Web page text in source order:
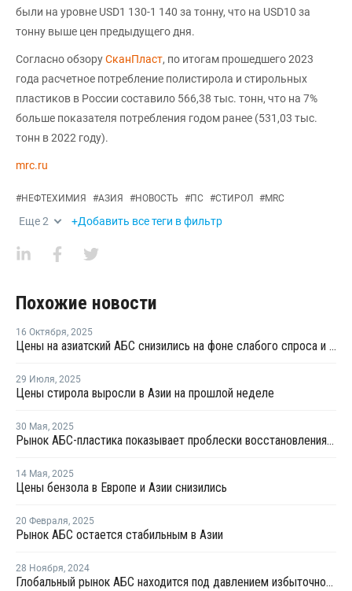
были на уровне USD1 130-1 140 за тонну, что на USD10 за
тонну выше цен предыдущего дня.
Согласно обзоруСканПласт, по итогам прошедшего 2023
года расчетное потребление полистирола и стирольных
пластиков в России составило 566,38 тыс. тонн, что на 7%
больше показателя потребления годом ранее (531,03 тыс.
тонн в 2022 году).
mrc.ru
#НЕФТЕХИМИЯ #АЗИЯ #НОВОСТЬ #ПС #СТИРОЛ #MRC
Еще2 +Добавить все теги в фильтр
Похожие новости
16 Октября, 2025
Цены на азиатский АБС снизились на фоне слабого спроса и больших запасов
29 Июля, 2025
Цены стирола выросли в Азии на прошлой неделе
30 Мая, 2025
Рынок АБС-пластика показывает проблески восстановления на фоне избыточного предложения
14 Мая, 2025
Цены бензола в Европе и Азии снизились
20 Февраля, 2025
Рынок АБС остается стабильным в Азии
28 Ноября, 2024
Глобальный рынок АБС находится под давлением избыточного предложения и слабого спроса